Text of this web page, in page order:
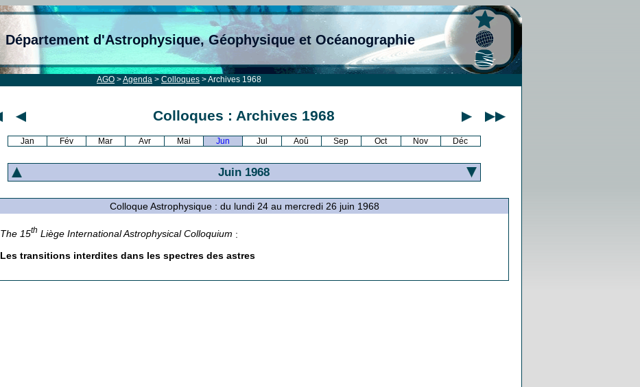
Département d'Astrophysique, Géophysique et Océanographie
AGO >Agenda > Colloques > Archives 1968
Colloques : Archives 1968
Jan Fév Mar Avr Mai Jun Jul Aoû Sep Oct Nov Déc
Juin 1968
Colloque Astrophysique : du lundi 24 au mercredi 26 juin 1968
The 15th Liège International Astrophysical Colloquium :
Les transitions interdites dans les spectres des astres